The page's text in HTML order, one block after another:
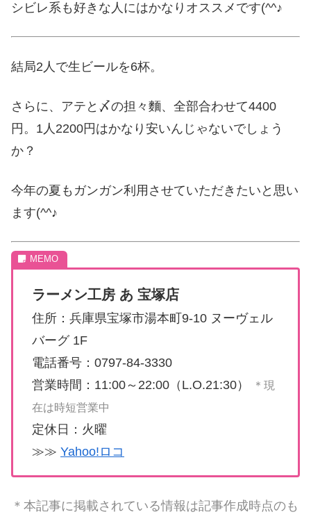
シビレ系も好きな人にはかなりオススメです(^^♪
結局2人で生ビールを6杯。
さらに、アテと〆の担々麵、全部合わせて4400
円。1人2200円はかなり安いんじゃないでしょう
か？
今年の夏もガンガン利用させていただきたいと思い
ます(^^♪
ラーメン工房 あ 宝塚店
住所：兵庫県宝塚市湯本町9-10 ヌーヴェル
バーグ 1F
電話番号：0797-84-3330
営業時間：11:00～22:00（L.O.21:30）
＊現
在は時短営業中
定休日：火曜
≫≫ Yahoo!ロコ
＊本記事に掲載されている情報は記事作成時点のも